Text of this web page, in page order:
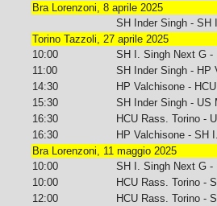
Bra Lorenzoni, 8 aprile 2025
SH Inder Singh - SH
Torino Tazzoli, 27 aprile 2025
10:00
SH I. Singh Next G -
11:00
SH Inder Singh - HP
14:30
HP Valchisone -
15:30
SH Inder Singh - US
16:30
HCU Rass. Torino -
16:30
HP Valchisone - SH
Bra Lorenzoni, 11 maggio 2025
10:00
SH I. Singh Next G -
10:00
HCU Rass. Torino -
12:00
HCU Rass. Torino -